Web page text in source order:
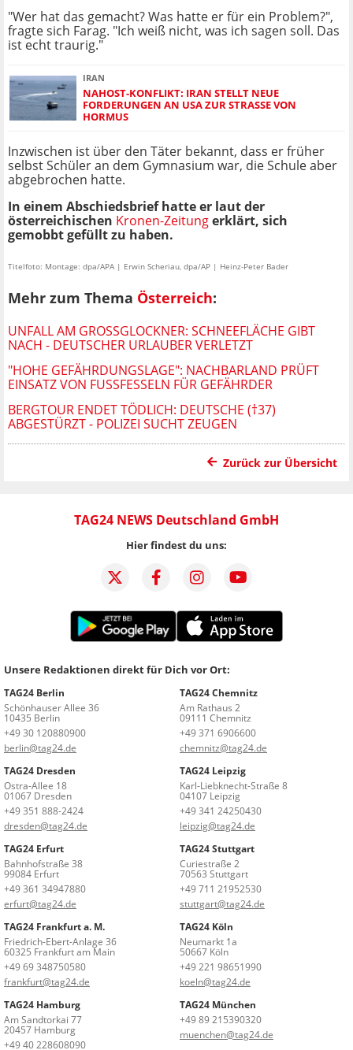
"Wer hat das gemacht? Was hatte er für ein Problem?",
fragte sich Farag. "Ich weiß nicht, was ich sagen soll. Das
ist echt traurig."
IRAN
NAHOST-KONFLIKT: IRAN STELLT NEUE
FORDERUNGEN AN USA ZUR STRASSE VON H
ORMUS
Inzwischen ist über den Täter bekannt, dass er früher
selbst Schüler an dem Gymnasium war, die Schule aber
abgebrochen hatte.
In einem Abschiedsbrief hatte er laut der
österreichischen Kronen-Zeitungerklärt, sich
gemobbt gefüllt zu haben.
Titelfoto: Montage: dpa/APA | Erwin Scheriau, dpa/AP | Heinz-Peter Bader
Mehr zum Thema Österreich:
UNFALL AM GROSSGLOCKNER: SCHNEEFLÄCHE GIBT N
ACH - DEUTSCHER URLAUBER VERLETZT
"HOHE GEFÄHRDUNGSLAGE": NACHBARLAND PRÜFT
EINSATZ VON FUSSFESSELN FÜR GEFÄHRDER
BERGTOUR ENDET TÖDLICH: DEUTSCHE (†37)
ABGESTÜRZT - POLIZEI SUCHT ZEUGEN
Zurück zur Übersicht
TAG24 NEWS Deutschland GmbH
Hier findest du uns:
Unsere Redaktionen direkt für Dich vor Ort:
TAG24 Berlin
Schönhauser Allee 36
10435 Berlin
+49 30 120880900
berlin@tag24.de
TAG24 Chemnitz
Am Rathaus 2
09111 Chemnitz
+49 371 6906600
chemnitz@tag24.de
TAG24 Dresden
Ostra-Allee 18
01067 Dresden
+49 351 888-2424
dresden@tag24.de
TAG24 Leipzig
Karl-Liebknecht-Straße 8
04107 Leipzig
+49 341 24250430
leipzig@tag24.de
TAG24 Erfurt
Bahnhofstraße 38
99084 Erfurt
+49 361 34947880
erfurt@tag24.de
TAG24 Stuttgart
Curiestraße 2
70563 Stuttgart
+49 711 21952530
stuttgart@tag24.de
TAG24 Frankfurt a. M.
Friedrich-Ebert-Anlage 36
60325 Frankfurt am Main
+49 69 348750580
frankfurt@tag24.de
TAG24 Köln
Neumarkt 1a
50667 Köln
+49 221 98651990
koeln@tag24.de
TAG24 Hamburg
Am Sandtorkai 77
20457 Hamburg
+49 40 228608090
TAG24 München
+49 89 215390320
muenchen@tag24.de